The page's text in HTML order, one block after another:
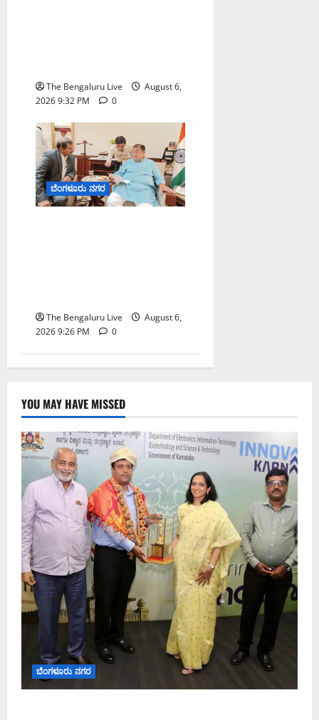
The Bengaluru Live
August 6,
2026 9:32 PM
0
ಬೆಂಗಳೂರು ನಗರ
The Bengaluru Live
August 6,
2026 9:26 PM
0
YOU MAY HAVE MISSED
ಬೆಂಗಳೂರು ನಗರ